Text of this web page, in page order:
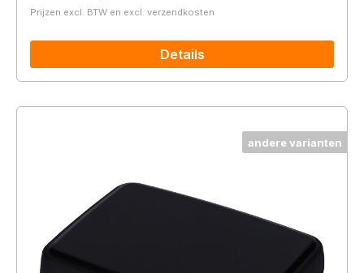
Prijzen excl. BTW en excl. verzendkosten
Details
andere varianten